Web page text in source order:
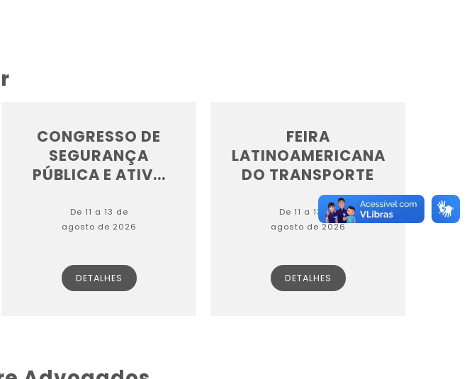
CONGRESSO DE
SEGURANÇA
PÚBLICA E ATIV...
De 11 a 13 de
agosto de 2026
DETALHES
FEIRA
LATINOAMERICANA
DO TRANSPORTE
De 11 a 13 de
agosto de 2026
DETALHES